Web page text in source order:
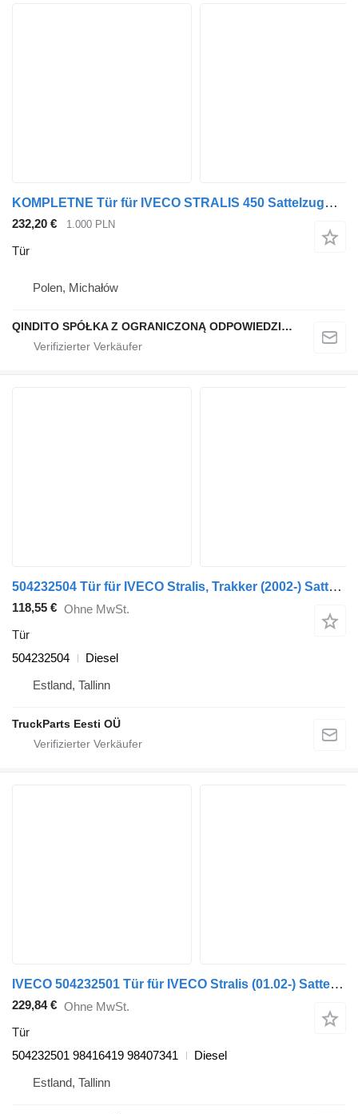
KOMPLETNE Tür für IVECO STRALIS 450 Sattelzugmaschine
232,20 € 1.000 PLN
Tür
Polen, Michałów
QINDITO SPÓŁKA Z OGRANICZONĄ ODPOWIEDZIALNOŚCIĄ
504232504 Tür für IVECO Stralis, Trakker (2002-) Sattelzugmaschine
118,55 € Ohne MwSt.
Tür
504232504
Diesel
Estland, Tallinn
TruckParts Eesti OÜ
IVECO 504232501 Tür für IVECO Stralis (01.02-) Sattelzugmaschine
229,84 € Ohne MwSt.
Tür
504232501 98416419 98407341
Diesel
Estland, Tallinn